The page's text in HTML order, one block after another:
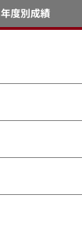
年度別成績